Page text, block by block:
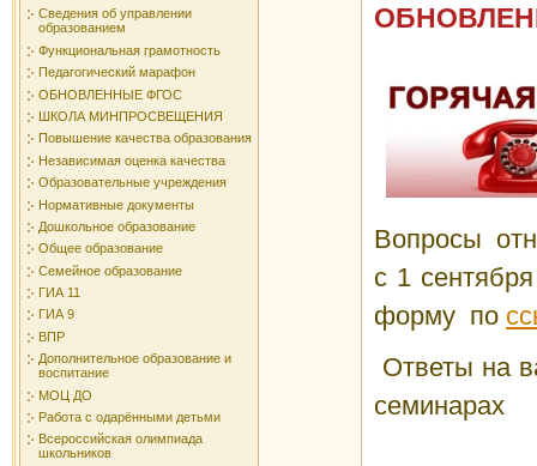
Сведения об управлении
образованием
Функциональная грамотность
Педагогический марафон
ОБНОВЛЕННЫЕ ФГОС
ШКОЛА МИНПРОСВЕЩЕНИЯ
Повышение качества образования
Независимая оценка качества
Образовательные учреждения
Нормативные документы
Дошкольное образование
Общее образование
Семейное образование
ГИА 11
ГИА 9
ВПР
Дополнительное образование и
воспитание
МОЦ ДО
Работа с одарёнными детьми
Всероссийская олимпиада
школьников
Вопросы
с 1
форму по
Ответы на